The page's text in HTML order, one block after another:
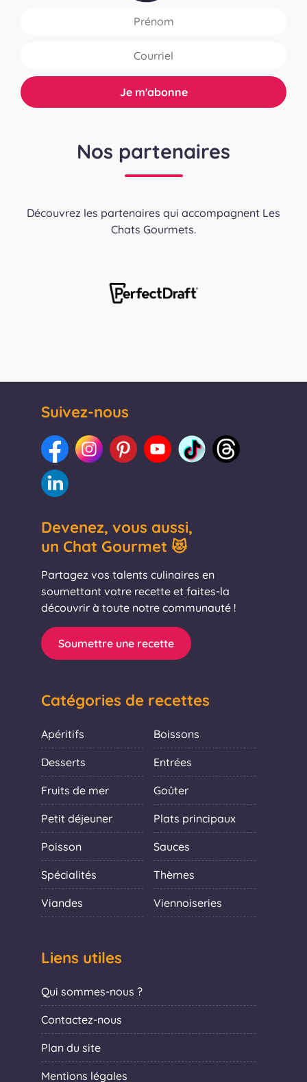
Nos partenaires
Découvrez les partenaires qui accompagnent Les
Chats Gourmets.
Suivez-nous
Devenez, vous aussi,
un Chat Gourmet 😻
Partagez vos talents culinaires en
soumettant votre recette et faites-la
découvrir à toute notre communauté !
Soumettre une recette
Catégories de recettes
Apéritifs Boissons
Desserts Entrées
Fruits de mer Goûter
Petit déjeuner Plats principaux
Poisson Sauces
Spécialités Thèmes
Viandes Viennoiseries
Liens utiles
Qui sommes-nous ?
Contactez-nous
Plan du site
Mentions légales